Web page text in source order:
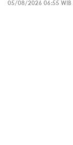
05/08/2026 06:55 WIB